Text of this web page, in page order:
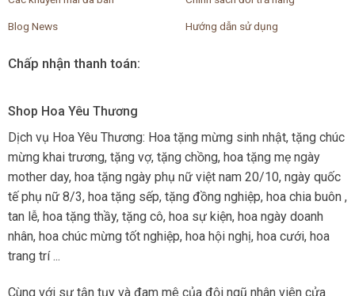
Blog News Hướng dẫn sử dụng
Chấp nhận thanh toán:
Shop Hoa Yêu Thương
Dịch vụ Hoa Yêu Thương: Hoa tặng mừng sinh nhật, tặng chúc
mừng khai trương, tặng vợ, tặng chồng, hoa tặng mẹ ngày
mother day, hoa tặng ngày phụ nữ việt nam 20/10, ngày quốc
tế phụ nữ 8/3, hoa tặng sếp, tặng đồng nghiệp, hoa chia buôn ,
tan lễ, hoa tặng thầy, tặng cô, hoa sự kiện, hoa ngày doanh
nhân, hoa chúc mừng tốt nghiệp, hoa hội nghị, hoa cưới, hoa
trang trí ...
Cùng với sự tận tụy và đam mê của đội ngũ nhân viên cửa